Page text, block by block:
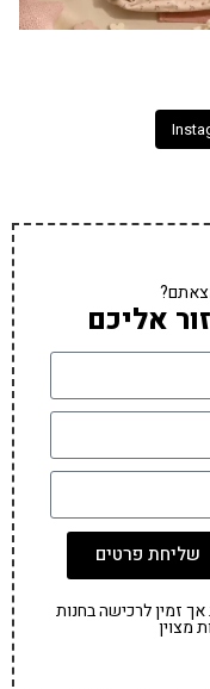
אליכם
שליחת פרטים
זמין לרכישה בחנות
מצוין